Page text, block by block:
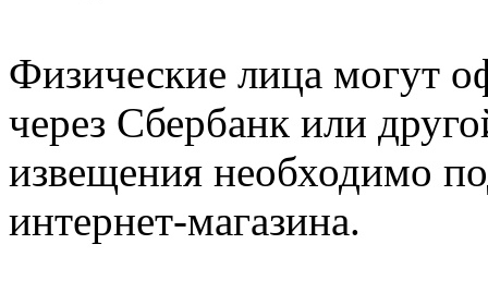
Физические лица могут
через Сбербанк или
извещения необходимо
интернет-магазина.